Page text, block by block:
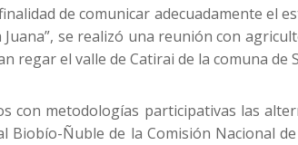
de comunicar adecuadamente el
se realizó una reunión con
el valle de Catirai de la comuna de
con metodologías participativas las
Biobío-Ñuble de la Comisión Nacional